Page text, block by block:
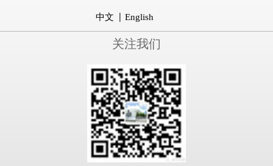
中文 English
关注我们